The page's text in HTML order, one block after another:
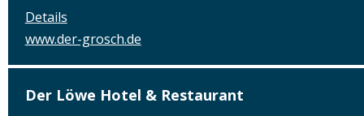
Details
www.der-grosch.de
Der Löwe Hotel & Restaurant